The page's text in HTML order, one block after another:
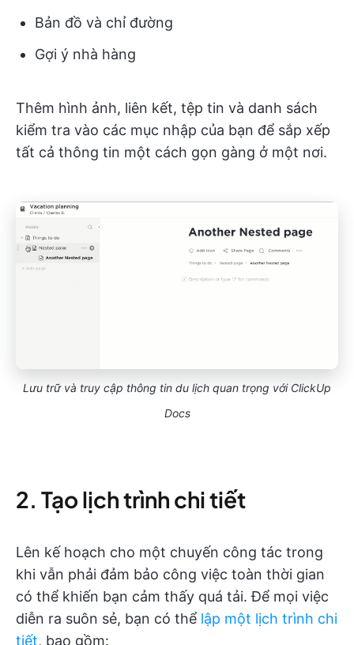
Bản đồ và chỉ đường
Gợi ý nhà hàng
Thêm hình ảnh, liên kết, tệp tin và danh sách
kiểm tra vào các mục nhập của bạn để sắp xếp
tất cả thông tin một cách gọn gàng ở một nơi.
Lưu trữ và truy cập thông tin du lịch quan trọng với ClickUp
Docs
2. Tạo lịch trình chi tiết
Lên kế hoạch cho một chuyến công tác trong
khi vẫn phải đảm bảo công việc toàn thời gian
có thể khiến bạn cảm thấy quá tải. Để mọi việc
diễn ra suôn sẻ, bạn có thể lập một lịch trình chi
tiết, bao gồm: